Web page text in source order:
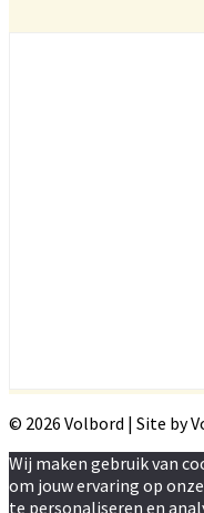
© 2026 Volbord | Site by
Wij maken gebruik van
om jouw ervaring op
te personaliseren en